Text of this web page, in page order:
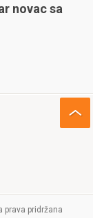
novac sa
prava pridržana